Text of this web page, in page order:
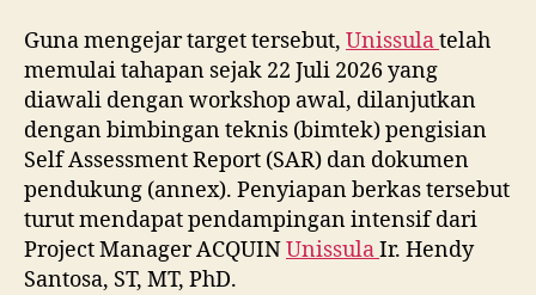
Guna mengejar target tersebut, Unissulatelah
memulai tahapan sejak 22 Juli 2026 yang
diawali dengan workshop awal, dilanjutkan
dengan bimbingan teknis (bimtek) pengisian
Self Assessment Report (SAR) dan dokumen
pendukung (annex). Penyiapan berkas tersebut
turut mendapat pendampingan intensif dari
Project Manager ACQUINUnissulaIr. Hendy
Santosa, ST, MT, PhD.